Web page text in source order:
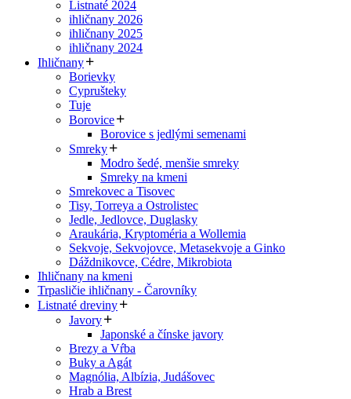
Listnaté 2024
ihličnany 2026
ihličnany 2025
ihličnany 2024
Ihličnany
Borievky
Cyprušteky
Tuje
Borovice
Borovice s jedlými semenami
Smreky
Modro šedé, menšie smreky
Smreky na kmeni
Smrekovec a Tisovec
Tisy, Torreya a Ostrolistec
Jedle, Jedlovce, Duglasky
Araukária, Kryptoméria a Wollemia
Sekvoje, Sekvojovce, Metasekvoje a Ginko
Dáždnikovce, Cédre, Mikrobiota
Ihličnany na kmeni
Trpasličie ihličnany - Čarovníky
Listnaté dreviny
Javory
Japonské a čínske javory
Brezy a Vŕba
Buky a Agát
Magnólia, Albízia, Judášovec
Hrab a Brest